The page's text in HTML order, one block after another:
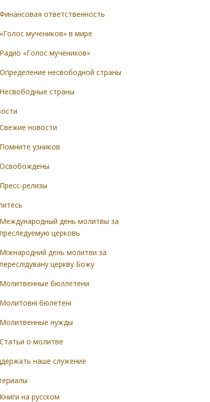
Финансовая ответственность
«Голос мучеников» в мире
Радио «Голос мучеников»
Определение несвободной страны
Несвободные страны
Свежие новости
Помните узников
Освобождены
Пресс-релизы
Международный день молитвы за
преследуемую церковь
Міжнародний день молитви за
переслідувану церкву Божу
Молитвенные бюллетени
Молитовні бюлетені
Молитвенные нужды
Статьи о молитве
наше служение
Книги на русском